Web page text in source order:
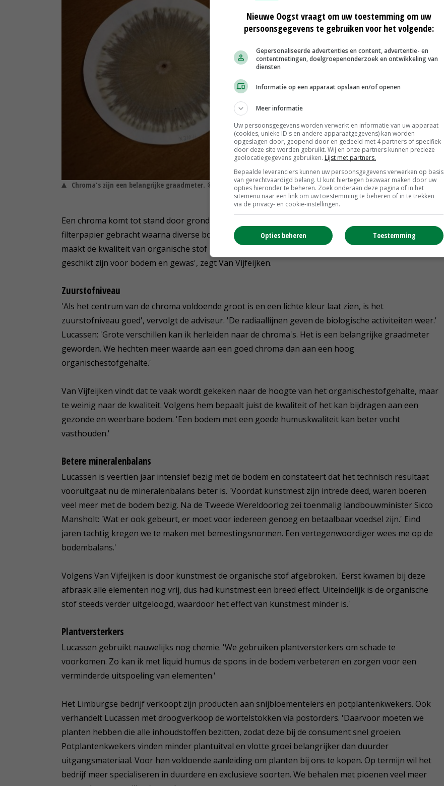
Chroma's zijn een belangrijke graadmeter. © Job Hiddink
Een chroma komt tot stand door grond op te lossen in natronloog. De oplossing wordt op
filterpapier gebracht waarna diverse bodemprocessen- en eigenschappen zichtbaar worden. 'Je
maakt de kwaliteit van organische stof inzichtelijk en je kunt bepalen welke meststoffen het meest
geschikt zijn voor bodem en gewas', zegt Van Vijfeijken.
Zuurstofniveau
'Als het centrum van de chroma voldoende groot is en een lichte kleur laat zien, is het
zuurstofniveau goed', vervolgt de adviseur. 'De radiaallijnen geven de biologische activiteiten weer.'
Lucassen: 'Grote verschillen kan ik herleiden naar de chroma's. Het is een belangrijke graadmeter
geworden. We hechten meer waarde aan een goed chroma dan aan een hoog
organischestofgehalte.'
Van Vijfeijken vindt dat te vaak wordt gekeken naar de hoogte van het organischestofgehalte, maar
te weinig naar de kwaliteit. Volgens hem bepaalt juist de kwaliteit of het kan bijdragen aan een
gezonde en weerbare bodem. 'Een bodem met een goede humuskwaliteit kan beter vocht
vasthouden.'
Betere mineralenbalans
Lucassen is veertien jaar intensief bezig met de bodem en constateert dat het technisch resultaat
vooruitgaat nu de mineralenbalans beter is. 'Voordat kunstmest zijn intrede deed, waren boeren
veel meer met de bodem bezig. Na de Tweede Wereldoorlog zei toenmalig landbouwminister Sicco
Mansholt: 'Wat er ook gebeurt, er moet voor iedereen genoeg en betaalbaar voedsel zijn.' Eind
jaren tachtig kregen we te maken met bemestingsnormen. Een vertegenwoordiger wees me op de
bodembalans.'
Volgens Van Vijfeijken is door kunstmest de organische stof afgebroken. 'Eerst kwamen bij deze
afbraak alle elementen nog vrij, dus had kunstmest een breed effect. Uiteindelijk is de organische
stof steeds verder uitgeloogd, waardoor het effect van kunstmest minder is.'
Plantversterkers
Lucassen gebruikt nauwelijks nog chemie. 'We gebruiken plantversterkers om schade te
voorkomen. Zo kan ik met liquid humus de spons in de bodem verbeteren en zorgen voor een
verminderde uitspoeling van elementen.'
Het Limburgse bedrijf verkoopt zijn producten aan snijbloementelers en potplantenkwekers. Ook
verhandelt Lucassen met droogverkoop de wortelstokken via postorders. 'Daarvoor moeten we
planten hebben die alle inhoudstoffen bezitten, zodat deze bij de consument snel groeien.
Potplantenkwekers vinden minder plantuitval en vlotte groei belangrijker dan duurder
uitgangsmateriaal. Voor hen voldoende aanleiding om planten bij ons te kopen. Op termijn wil het
bedrijf meer specialiseren in duurdere en exclusieve soorten. We behalen met pioenen veel meer
Nieuwe Oogst vraagt om uw toestemming om uw
persoonsgegevens te gebruiken voor het volgende:
Gepersonaliseerde advertenties en content, advertentie- en
contentmetingen, doelgroepenonderzoek en ontwikkeling van
diensten
Informatie op een apparaat opslaan en/of openen
Meer informatie
Uw persoonsgegevens worden verwerkt en informatie van uw apparaat
(cookies, unieke ID's en andere apparaatgegevens) kan worden
opgeslagen door, geopend door en gedeeld met 4 partners of specifiek
door deze site worden gebruikt. Wij en onze partners kunnen precieze
geolocatiegegevens gebruiken. Lijst met partners.
Bepaalde leveranciers kunnen uw persoonsgegevens verwerken op basis
van gerechtvaardigd belang. U kunt hiertegen bezwaar maken door uw
opties hieronder te beheren. Zoek onderaan deze pagina of in het
sitemenu naar een link om uw toestemming te beheren of in te trekken
via de privacy- en cookie-instellingen.
Toestemming
Opties beheren